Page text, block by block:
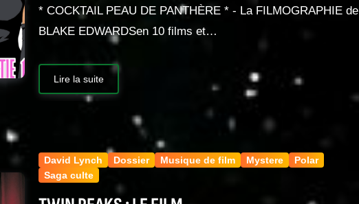
* COCKTAIL PEAU DE PANTHÈRE * - La FILMOGRAPHIE de
BLAKE EDWARDSen 10 films et…
Lire la suite
David Lynch Dossier Musique de film Mystere
Polar
Saga culte